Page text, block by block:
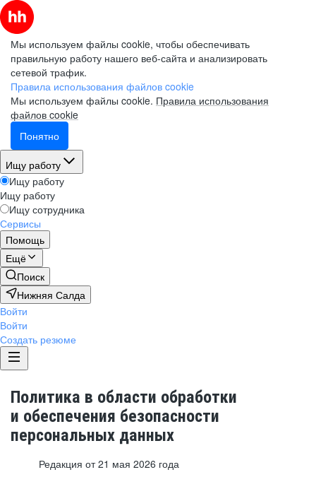
Мы используем файлы cookie, чтобы обеспечивать
правильную работу нашего веб-сайта и анализировать
сетевой трафик.
Правила использования файлов cookie
Мы используем файлы cookie. Правила использования
файлов cookie
Понятно
Ищу работу
Ищу работу
Ищу работу
Ищу сотрудника
Сервисы
Помощь
Ещё
Поиск
Нижняя Салда
Войти
Войти
Создать резюме
Политика в области обработки
и обеспечения безопасности
персональных данных
Редакция от 21 мая 2026 года